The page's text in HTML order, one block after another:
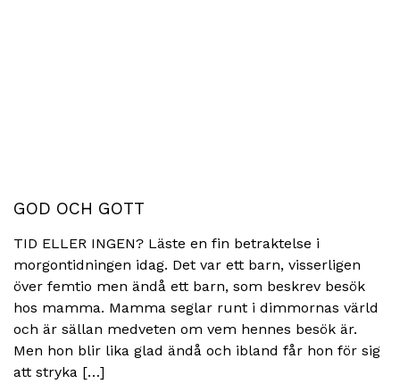
GOD OCH GOTT
TID ELLER INGEN? Läste en fin betraktelse i
morgontidningen idag. Det var ett barn, visserligen
över femtio men ändå ett barn, som beskrev besök
hos mamma. Mamma seglar runt i dimmornas värld
och är sällan medveten om vem hennes besök är.
Men hon blir lika glad ändå och ibland får hon för sig
att stryka […]